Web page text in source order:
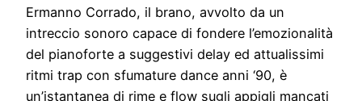
Ermanno Corrado, il brano, avvolto da un
intreccio sonoro capace di fondere l’emozionalità
del pianoforte a suggestivi delay ed attualissimi
ritmi trap con sfumature dance anni ‘90, è
un’istantanea di rime e flow sugli appigli mancati